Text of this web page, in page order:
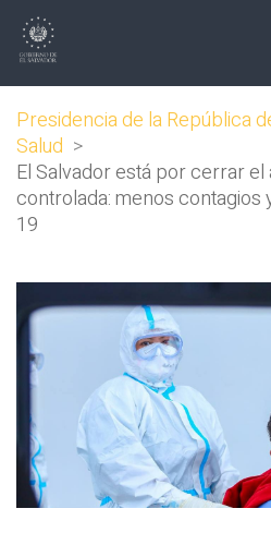
Presidencia de la República
Salud >
El Salvador está por cerrar
controlada: menos contagios
19